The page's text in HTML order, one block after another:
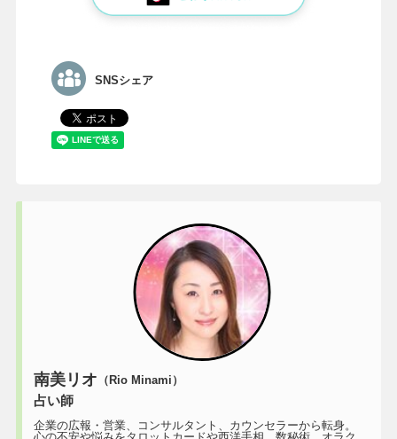
SNSシェア
南美リオ （Rio Minami）
占い師
企業の広報・営業、コンサルタント、カウンセラーから転身。